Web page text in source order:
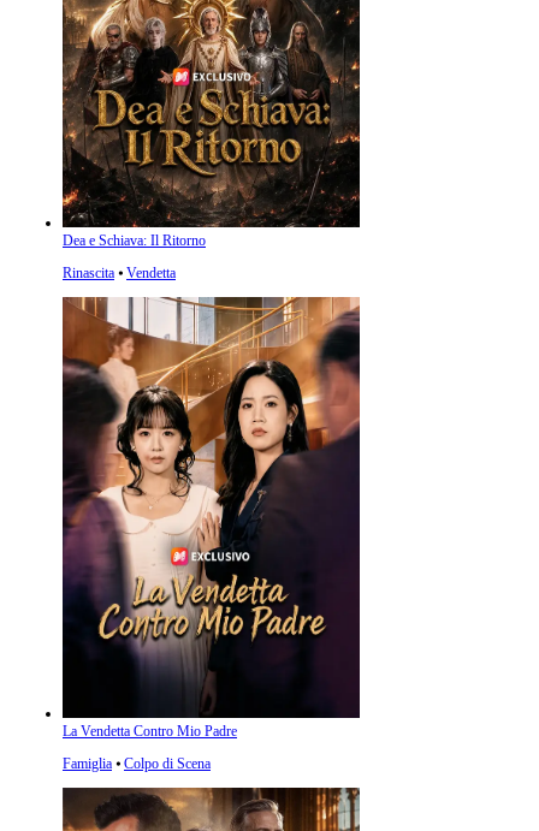
Dea e Schiava: Il Ritorno
Rinascita ⦁ Vendetta
La Vendetta Contro Mio Padre
Famiglia ⦁ Colpo di Scena